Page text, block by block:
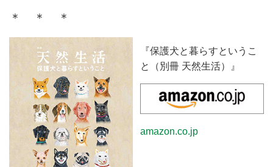
＊ ＊ ＊
『保護犬と暮らすというこ
と（別冊 天然生活）』
amazon.co.jp